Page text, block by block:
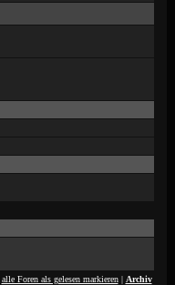
alle Foren als gelesen markieren| Archiv